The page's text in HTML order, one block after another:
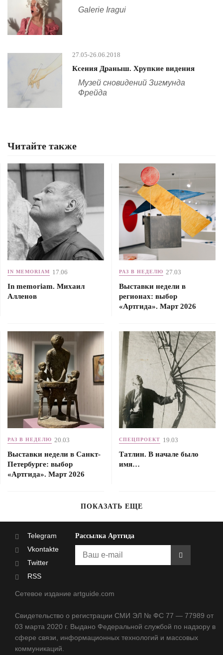
Galerie Iragui
27.05-26.06.2018
Ксения Драныш. Хрупкие видения
Музей сновидений Зигмунда
Фрейда
Читайте также
IN MEMORIAM 17.06
In memoriam. Михаил
Алленов
РАЗ В НЕДЕЛЮ 27.03
Выставки недели в
регионах: выбор
«Артгида». Март 2026
РАЗ В НЕДЕЛЮ 20.03
Выставки недели в Санкт-
Петербурге: выбор
«Артгида». Март 2026
СПЕЦПРОЕКТ 19.03
Татлин. В начале было
имя…
ПОКАЗАТЬ ЕЩЕ
Telegram
Vkontakte
Twitter
RSS
Рассылка Артгида
Сетевое издание artguide.com
Свидетельство о регистрации СМИ ЭЛ № ФС 77 — 77989 от
03 марта 2020 г. Выдано Федеральной службой по надзору в
сфере связи, информационных технологий и массовых
коммуникаций.